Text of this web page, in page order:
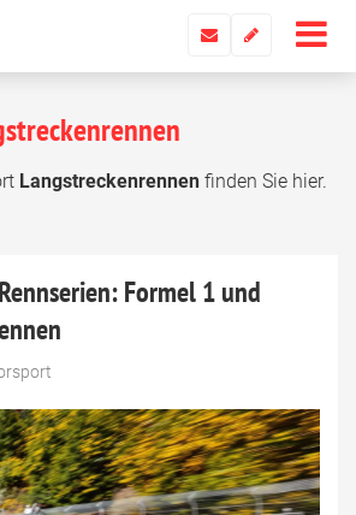
Langstreckenrennen finden Sie hier.
Formel 1 und